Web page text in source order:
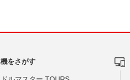
をさがす